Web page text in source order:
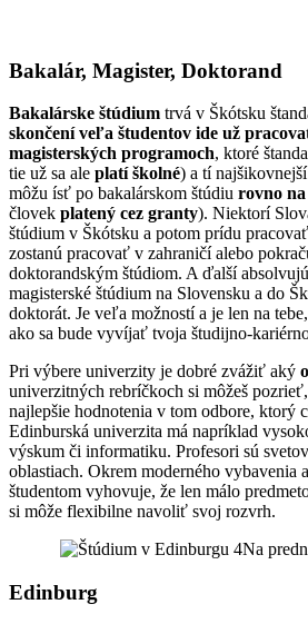
Bakalár, Magister, Doktorand
Bakalárske štúdium trvá v Škótsku
skončení veľa študentov ide už
magisterských programoch, ktoré
tie už sa ale platí školné) a tí
môžu ísť po bakalárskom štúdiu rovno
človek platený cez granty). Niektorí
štúdium v Škótsku a potom prídu
zostanú pracovať v zahraničí alebo
doktorandským štúdiom. A ďalší
magisterské štúdium na Slovensku a do
doktorát. Je veľa možností a je len na
ako sa bude vyvíjať tvoja študijno-
Pri výbere univerzity je dobré zvážiť aký
univerzitných rebríčkoch si môžeš
najlepšie hodnotenia v tom odbore, ktorý
Edinburská univerzita má napríklad
výskum či informatiku. Profesori sú
oblastiach. Okrem moderného vybavenia
študentom vyhovuje, že len málo
si môže flexibilne navoliť svoj rozvrh.
Na
Edinburg